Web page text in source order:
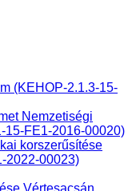
(KEHOP-2.1.3-15-
Nemzetiségi
15-FE1-2016-00020)
korszerűsítése
2022-00023)
Vértesacsán